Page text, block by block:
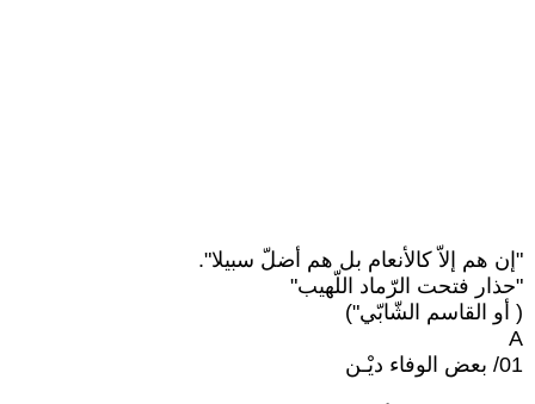
"إن هم إلاّ كالأنعام بل هم أضلّ سبيلا".
"حذار فتحت الرّماد اللّهيب"
( أو القاسم الشّابّي")
A
01/ بعض الوفاء ديْـن